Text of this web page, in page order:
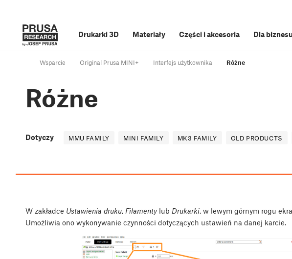
Drukarki 3D Materiały Części i akcesoria Dla biznesu
Wsparcie Original Prusa MINI+ Interfejs użytkownika Różne
Różne
Dotyczy MMU FAMILY MINI FAMILY MK3 FAMILY OLD PRODUCTS
W zakładce Ustawienia druku, Filamenty lub Drukarki, w lewym górnym rogu
Umożliwia ono wykonywanie czynności dotyczących ustawień na danej karcie.